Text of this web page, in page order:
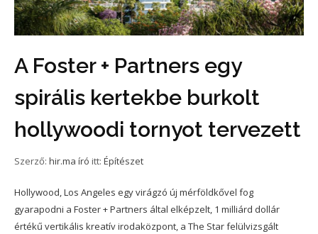
A Foster + Partners egy
spirális kertekbe burkolt
hollywoodi tornyot tervezett
Szerző: hir.ma író itt: Építészet
Hollywood, Los Angeles egy virágzó új mérföldkővel fog
gyarapodni a Foster + Partners által elképzelt, 1 milliárd dollár
értékű vertikális kreatív irodaközpont, a The Star felülvizsgált